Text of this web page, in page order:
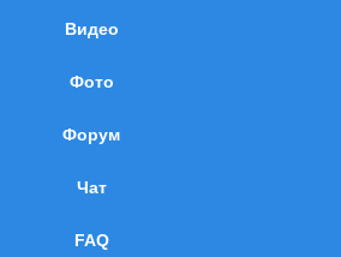
Видео
Фото
Форум
Чат
FAQ